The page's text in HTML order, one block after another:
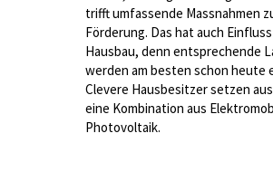
trifft umfassende Massnahmen
Förderung. Das hat auch
Hausbau, denn entsprechende
werden am besten schon heute
Clevere Hausbesitzer setzen
eine Kombination aus
Photovoltaik.